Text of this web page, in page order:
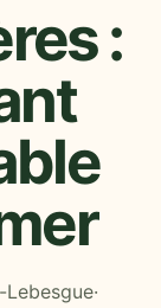
:
Lebesgue·